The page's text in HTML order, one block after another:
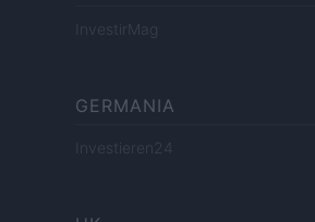
InvestirMag
GERMANIA
Investieren24